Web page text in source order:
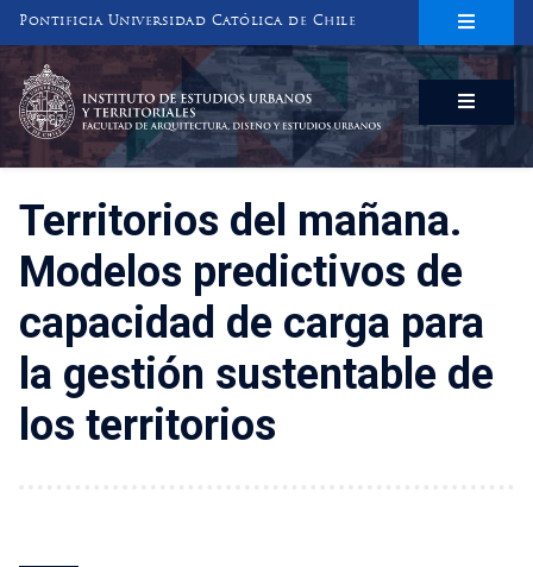
Pontificia Universidad Católica de Chile
INSTITUTO DE ESTUDIOS URBANOS
Y TERRITORIALES
FACULTAD DE ARQUITECTURA, DISEÑO Y ESTUDIOS URBANOS
Territorios del mañana.
Modelos predictivos de
capacidad de carga para
la gestión sustentable de
los territorios